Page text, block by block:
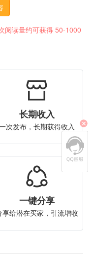
阅读量约可获得 50-1000
长期收入
次发布，长期获得收入
一键分享
享给潜在买家，引流增收